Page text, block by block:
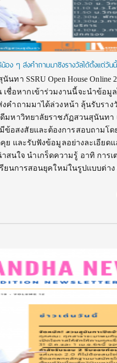
น้อง ๆ ส่งคำถามมาชิงรางวัลได้ตั้งแต่วันนี้
า SSRU Open House Online
อหากเข้าร่วมงานนี้จะนำข้อมูล
คำถามมาได้ล่วงหน้า ลุ้นรับราง
หาวิทยาลัยราชภัฏสวนสุนันทา เ
ข้อสงสัยและต้องการสอบถามโ
ย และรับฟังข้อมูลอย่างละเอียด
นใจ นำเกร็ดความรู้ อาทิ การเ
ยนการสอนยุคใหม่ในรูปแบบต่า